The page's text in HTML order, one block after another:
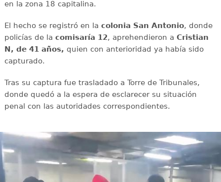
en la zona 18 capitalina.
El hecho se registró en la colonia San Antonio, donde
policías de la comisaría 12, aprehendieron a Cristian
N, de 41 años, quien con anterioridad ya había sido
capturado.
Tras su captura fue trasladado a Torre de Tribunales,
donde quedó a la espera de esclarecer su situación
penal con las autoridades correspondientes.